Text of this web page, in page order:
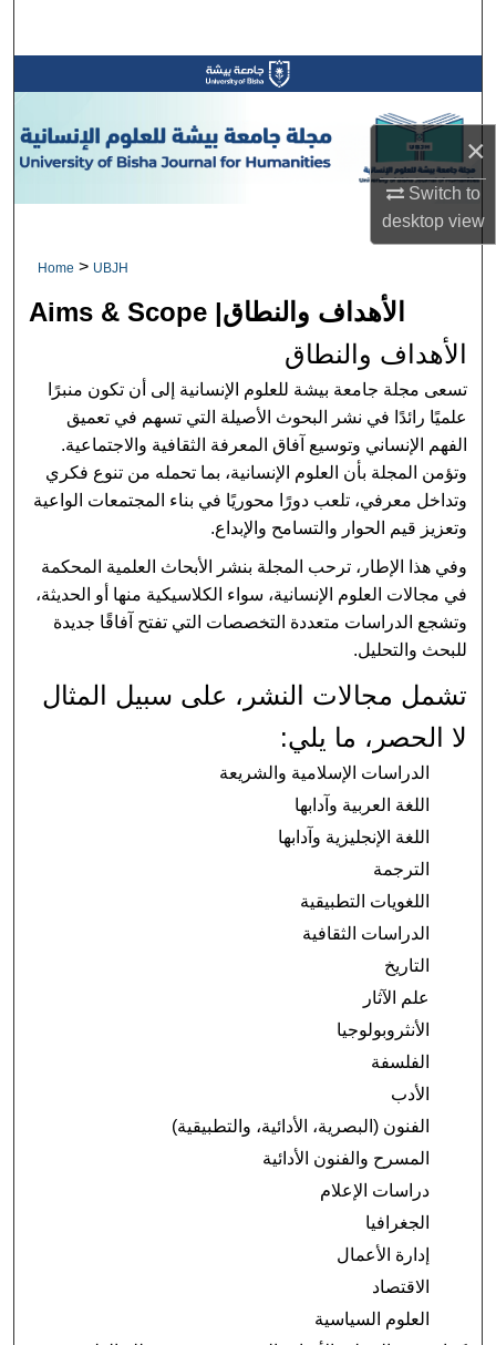
×
Switch to
desktopview
Browse Collections
My Account
Digital Commons Network™
Home > UBJH
Aims & Scope |الأهداف والنطاق
الأهداف والنطاق
تسعى مجلة جامعة بيشة للعلوم الإنسانية إلى أن تكون منبرًا
علميًا رائدًا في نشر البحوث الأصيلة التي تسهم في تعميق
الفهم الإنساني وتوسيع آفاق المعرفة الثقافية والاجتماعية.
وتؤمن المجلة بأن العلوم الإنسانية، بما تحمله من تنوع فكري
وتداخل معرفي، تلعب دورًا محوريًا في بناء المجتمعات الواعية
وتعزيز قيم الحوار والتسامح والإبداع.
وفي هذا الإطار، ترحب المجلة بنشر الأبحاث العلمية المحكمة
في مجالات العلوم الإنسانية، سواء الكلاسيكية منها أو الحديثة،
وتشجع الدراسات متعددة التخصصات التي تفتح آفاقًا جديدة
للبحث والتحليل.
تشمل مجالات النشر، على سبيل المثال
لا الحصر، ما يلي:
الدراسات الإسلامية والشريعة
اللغة العربية وآدابها
اللغة الإنجليزية وآدابها
الترجمة
اللغويات التطبيقية
الدراسات الثقافية
التاريخ
علم الآثار
الأنثروبولوجيا
الفلسفة
الأدب
الفنون (البصرية، الأدائية، والتطبيقية)
المسرح والفنون الأدائية
دراسات الإعلام
الجغرافيا
إدارة الأعمال
الاقتصاد
العلوم السياسية